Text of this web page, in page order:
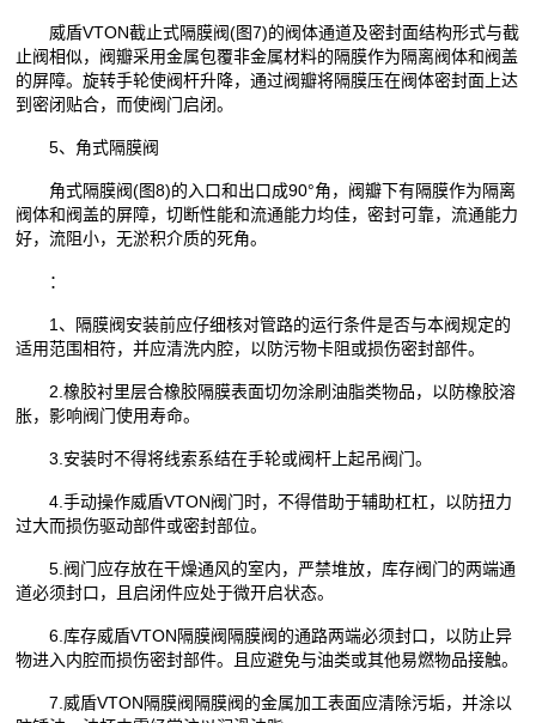
威盾VTON截止式隔膜阀(图7)的阀体通道及密封面结构形式与截
止阀相似，阀瓣采用金属包覆非金属材料的隔膜作为隔离阀体和阀盖
的屏障。旋转手轮使阀杆升降，通过阀瓣将隔膜压在阀体密封面上达
到密闭贴合，而使阀门启闭。
5、角式隔膜阀
角式隔膜阀(图8)的入口和出口成90°角，阀瓣下有隔膜作为隔离
阀体和阀盖的屏障，切断性能和流通能力均佳，密封可靠，流通能力
好，流阻小，无淤积介质的死角。
：
1、隔膜阀安装前应仔细核对管路的运行条件是否与本阀规定的
适用范围相符，并应清洗内腔，以防污物卡阻或损伤密封部件。
2.橡胶衬里层合橡胶隔膜表面切勿涂刷油脂类物品，以防橡胶溶
胀，影响阀门使用寿命。
3.安装时不得将线索系结在手轮或阀杆上起吊阀门。
4.手动操作威盾VTON阀门时，不得借助于辅助杠杠，以防扭力
过大而损伤驱动部件或密封部位。
5.阀门应存放在干燥通风的室内，严禁堆放，库存阀门的两端通
道必须封口，且启闭件应处于微开启状态。
6.库存威盾VTON隔膜阀隔膜阀的通路两端必须封口，以防止异
物进入内腔而损伤密封部件。且应避免与油类或其他易燃物品接触。
7.威盾VTON隔膜阀隔膜阀的金属加工表面应清除污垢，并涂以